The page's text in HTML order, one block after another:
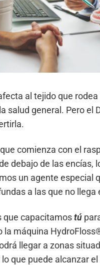
al tejido que
salud general. Pero el
comienza con el
debajo de las encías,
un agente especial
a las que no llega
que capacitamos tú
máquina
llegar a zonas
que puede alcanzar el